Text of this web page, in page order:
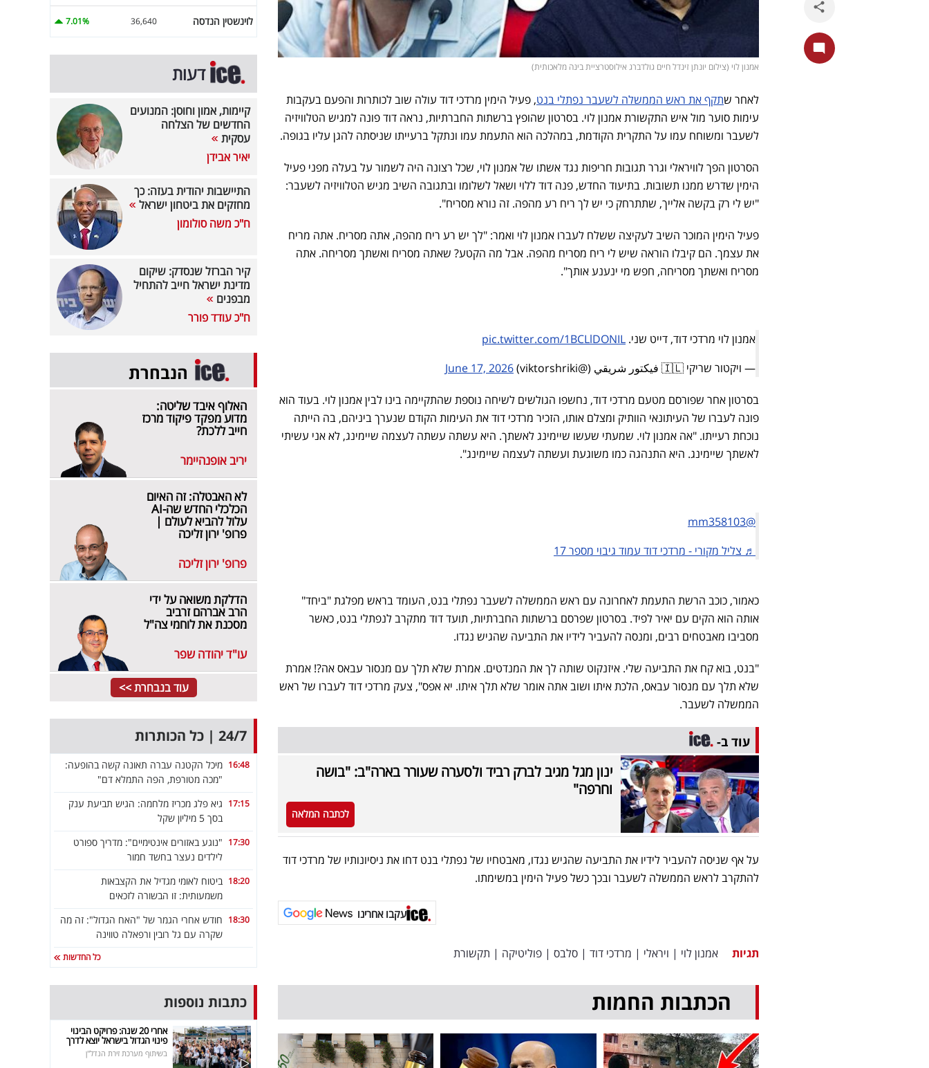
אמנון לוי (צילום יונתן זינדל חיים גולדברג אילוסטרציית בינה מלאכותית)
לאחר שתקף את ראש הממשלה לשעבר נפתלי בנט, פעיל הימין מרדכי דוד עולה שוב לכותרות והפעם בעקבות
עימות סוער מול איש התקשורת אמנון לוי. בסרטון שהופץ ברשתות החברתיות, נראה דוד פונה למגיש הטלוויזיה
לשעבר ומשוחח עמו על התקרית הקודמת, במהלכה הוא התעמת עמו ונתקל ברעייתו שניסתה להגן עליו בגופה.
הסרטון הפך לוויראלי וגרר תגובות חריפות נגד אשתו של אמנון לוי, שכל רצונה היה לשמור על בעלה מפני פעיל
הימין שדרש ממנו תשובות. בתיעוד החדש, פנה דוד ללוי ושאל לשלומו ובתגובה השיב מגיש הטלוויזיה לשעבר:
"יש לי רק בקשה אלייך, שתתרחק כי יש לך ריח רע מהפה. זה נורא מסריח".
פעיל הימין המוכר השיב לעקיצה ששלח לעברו אמנון לוי ואמר: "לך יש רע ריח מהפה, אתה מסריח. אתה מריח
את עצמך. הם קיבלו הוראה שיש לי ריח מסריח מהפה. אבל מה הקטע? שאתה מסריח ואשתך מסריחה. אתה
מסריח ואשתך מסריחה, חפש מי ינענע אותך".
אמנון לוי מרדכי דוד, דייט שני. pic.twitter.com/1BCLlDONIL
— ויקטור שריקי 🇮🇱 فيكتور شريقي (@viktorshriki)
June 17, 2026
בסרטון אחר שפורסם מטעם מרדכי דוד, נחשפו הגולשים לשיחה נוספת שהתקיימה בינו לבין אמנון לוי. בעוד הוא
פונה לעברו של העיתונאי הוותיק ומצלם אותו, הזכיר מרדכי דוד את העימות הקודם שנערך ביניהם, בה הייתה
נוכחת רעייתו. "אה אמנון לוי. שמעתי שעשו שיימינג לאשתך. היא עשתה עשתה לעצמה שיימינג, לא אני עשיתי
לאשתך שיימינג. היא התנהגה כמו משוגעת ועשתה לעצמה שיימינג".
@mm358103
♬ צליל מקורי - מרדכי דוד עמוד גיבוי מספר 17
כאמור, כוכב הרשת התעמת לאחרונה עם ראש הממשלה לשעבר נפתלי בנט, העומד בראש מפלגת "ביחד"
אותה הוא הקים עם יאיר לפיד. בסרטון שפרסם ברשתות החברתיות, תועד דוד מתקרב לנפתלי בנט, כאשר
מסביבו מאבטחים רבים, ומנסה להעביר לידיו את התביעה שהגיש נגדו.
"בנט, בוא קח את התביעה שלי. איזנקוט שותה לך את המנדטים. אמרת שלא תלך עם מנסור עבאס אה?! אמרת
שלא תלך עם מנסור עבאס, הלכת איתו ושוב אתה אומר שלא תלך איתו. יא אפס", צעק מרדכי דוד לעברו של ראש
הממשלה לשעבר.
עוד ב-
ינון מגל מגיב לברק רביד ולסערה שעורר בארה"ב: "בושה
וחרפה"
לכתבה המלאה
על אף שניסה להעביר לידיו את התביעה שהגיש נגדו, מאבטחיו של נפתלי בנט דחו את ניסיונותיו של מרדכי דוד
להתקרב לראש הממשלה לשעבר ובכך כשל פעיל הימין במשימתו.
עקבו אחרינו
תגיות אמנון לוי | ויראלי | מרדכי דוד | סלבס | פוליטיקה | תקשורת
הכתבות החמות
לוינשטין הנדסה 36,640
7.01%
דעות
קיימות, אמון וחוסן: המנועים
החדשים של הצלחה
עסקית
יאיר אבידן
התיישבות יהודית בעזה: כך
מחזקים את ביטחון ישראל
ח"כ משה סולומון
קיר הברזל שנסדק: שיקום
מדינת ישראל חייב להתחיל
מבפנים
ח"כ עודד פורר
הנבחרת
האלוף איבד שליטה:
מדוע מפקד פיקוד מרכז
חייב ללכת?
יריב אופנהיימר
לא האבטלה: זה האיום
הכלכלי החדש שה-AI
עלול להביא לעולם |
פרופ' ירון זליכה
פרופ' ירון זליכה
הדלקת משואה על ידי
הרב אברהם זרביב
מסכנת את לוחמי צה"ל
עו"ד יהודה שפר
עוד בנבחרת >>
24/7 | כל הכותרות
16:48 מיכל הקטנה עברה תאונה קשה בהופעה:
"מכה מטורפת, הפה התמלא דם"
17:15 גיא פלג מכריז מלחמה: הגיש תביעת ענק
בסך 5 מיליון שקל
17:30 "נוגע באזורים אינטימיים": מדריך ספורט
לילדים נעצר בחשד חמור
18:20 ביטוח לאומי מגדיל את הקצבאות
משמעותית: זו הבשורה לזכאים
18:30 חודש אחרי הגמר של "האח הגדול": זה מה
שקרה עם גל רובין ורפאלה טווינה
כל החדשות
כתבות נוספות
אחרי 20 שנה: פרויקט הבינוי
פינוי הגדול בישראל יוצא לדרך
בשיתוף מערכת זירת הנדל"ן